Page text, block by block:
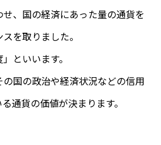
、国の経済にあった量の通貨を
を取りました。
といいます。
国の政治や経済状況などの信用
通貨の価値が決まります。